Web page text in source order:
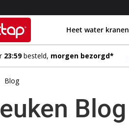
Heet water kranen
23:59besteld, morgen bezorgd*
Blog
Blog